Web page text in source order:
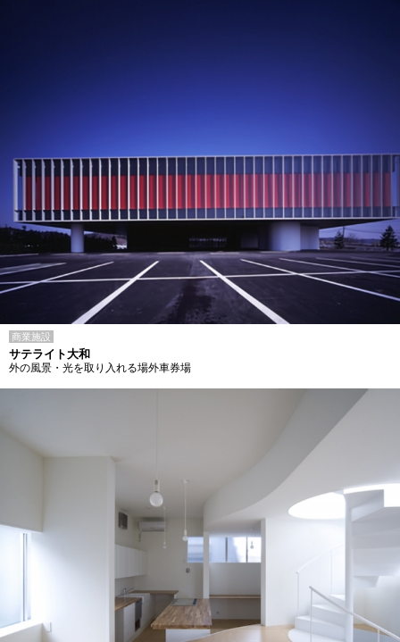
商業施設
サテライト大和
外の風景・光を取り入れる場外車券場